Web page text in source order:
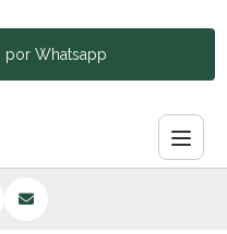
por Whatsapp